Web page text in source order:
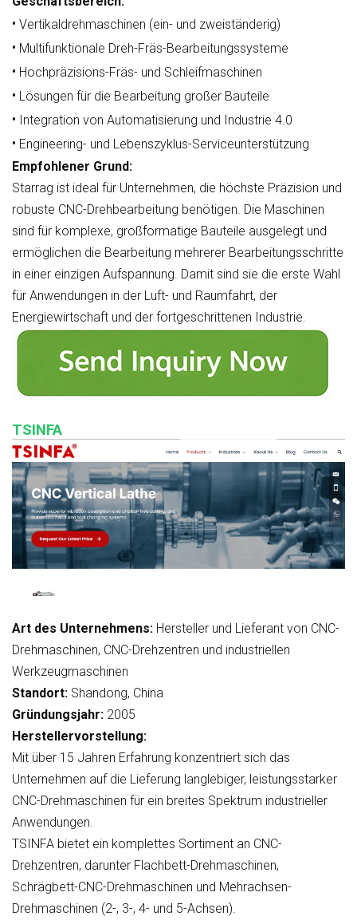
• Vertikaldrehmaschinen (ein- und zweiständerig)
• Multifunktionale Dreh-Fräs-Bearbeitungssysteme
• Hochpräzisions-Fräs- und Schleifmaschinen
• Lösungen für die Bearbeitung großer Bauteile
• Integration von Automatisierung und Industrie 4.0
• Engineering- und Lebenszyklus-Serviceunterstützung
Empfohlener Grund:
Starrag ist ideal für Unternehmen, die höchste Präzision und
robuste CNC-Drehbearbeitung benötigen. Die Maschinen
sind für komplexe, großformatige Bauteile ausgelegt und
ermöglichen die Bearbeitung mehrerer Bearbeitungsschritte
in einer einzigen Aufspannung. Damit sind sie die erste Wahl
für Anwendungen in der Luft- und Raumfahrt, der
Energiewirtschaft und der fortgeschrittenen Industrie.
TSINFA
Art des Unternehmens: Hersteller und Lieferant von CNC-
Drehmaschinen, CNC-Drehzentren und industriellen
Werkzeugmaschinen
Standort: Shandong, China
Gründungsjahr: 2005
Herstellervorstellung:
Mit über 15 Jahren Erfahrung konzentriert sich das
Unternehmen auf die Lieferung langlebiger, leistungsstarker
CNC-Drehmaschinen für ein breites Spektrum industrieller
Anwendungen.
TSINFA bietet ein komplettes Sortiment an CNC-
Drehzentren, darunter Flachbett-Drehmaschinen,
Schrägbett-CNC-Drehmaschinen und Mehrachsen-
Drehmaschinen (2-, 3-, 4- und 5-Achsen).